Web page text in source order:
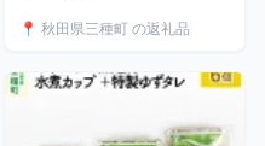
町産
📍 秋田県三種町 の返礼品